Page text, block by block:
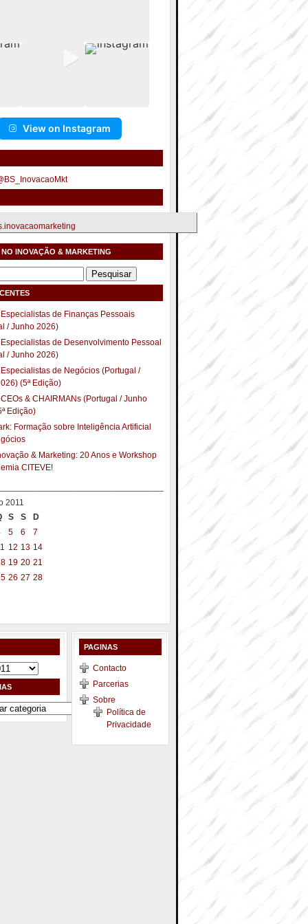
View on Instagram
NO INOVAÇÃO & MARKETING
de Finanças Pessoais
/ Junho 2026)
de Desenvolvimento Pessoal
/ Junho 2026)
de Negócios (Portugal /
(5ª Edição)
& CHAIRMANs (Portugal / Junho
Edição)
Formação sobre Inteligência Artificial
& Marketing: 20 Anos e Workshop
CITEVE!
2011
S S
D
5 6
7
12 13 14
19 20 21
26 27 28
PAGINAS
Contacto
Parcerias
Sobre
Política de
Privacidade